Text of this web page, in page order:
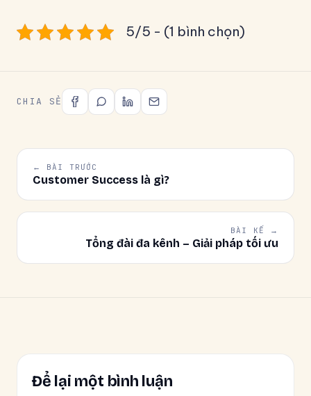
5/5 - (1 bình chọn)
CHIA SẺ
← BÀI TRƯỚC
Customer Success là gì?
BÀI KẾ →
Tổng đài đa kênh – Giải pháp tối ưu
Để lại một bình luận